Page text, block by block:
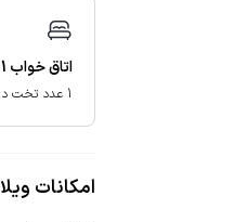
اتاق خواب 1
1 عدد تخت دو نفره
امکانات ویلا 50 متری در مجاورت رودخانه 1 در فومن